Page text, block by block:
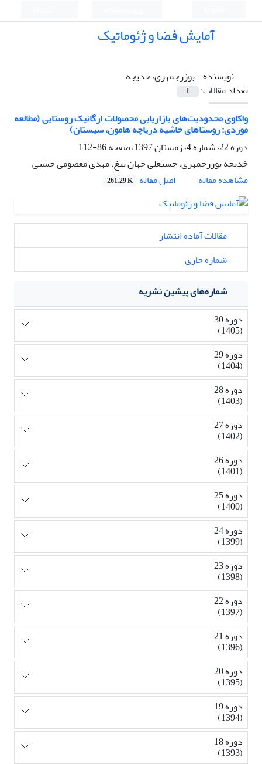
آمایش فضا و ژئوماتیک
نویسنده =بوزرجمهری، خدیجه
تعداد مقالات:
1
واکاوی محدودیت‌های بازاریابی محصولات ارگانیک روستایی‌ (مطالعه
موردی: روستاهای حاشیه دریاچه هامون، سیستان)
دوره 22، شماره 4، زمستان 1397، صفحه
86-112
خدیجه بوزرجمهری، حسنعلی جهان تیغ، مهدی معصومی جشنی
مشاهده مقاله
اصل مقاله 261.29 K
مقالات آماده انتشار
شماره جاری
شماره‌های پیشین نشریه
دوره 30
(1405)
دوره 29
(1404)
دوره 28
(1403)
دوره 27
(1402)
دوره 26
(1401)
دوره 25
(1400)
دوره 24
(1399)
دوره 23
(1398)
دوره 22
(1397)
دوره 21
(1396)
دوره 20
(1395)
دوره 19
(1394)
دوره 18
(1393)